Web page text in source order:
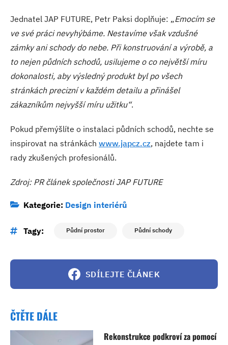
Jednatel JAP FUTURE, Petr Paksi doplňuje: „Emocím se
ve své práci nevyhýbáme. Nestavíme však vzdušné
zámky ani schody do nebe. Při konstruování a výrobě, a
to nejen půdních schodů, usilujeme o co největší míru
dokonalosti, aby výsledný produkt byl po všech
stránkách precizní v každém detailu a přinášel
zákazníkům nejvyšší míru užitku“.
Pokud přemýšlíte o instalaci půdních schodů, nechte se
inspirovat na stránkách www.japcz.cz, najdete tam i
rady zkušených profesionálů.
Zdroj: PR článek společnosti JAP FUTURE
Kategorie: Design interiérů
Tagy: Půdní prostor Půdní schody
SDÍLEJTE ČLÁNEK
ČTĚTE DÁLE
Rekonstrukce podkroví za pomocí